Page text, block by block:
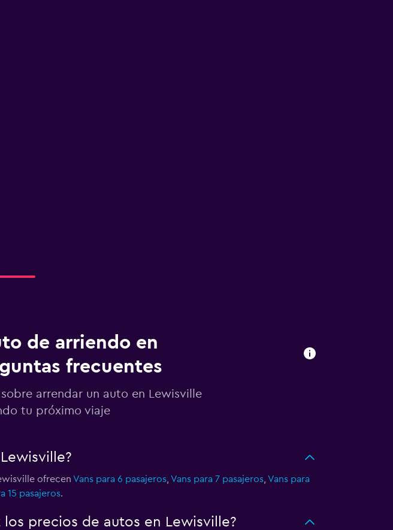
de arriendo en
frecuentes
arrendar un auto en Lewisville
tu próximo viaje
ofrecen Vans para 6 pasajeros, Vans para 7 pasajeros, Vans para
15 pasajeros.
precios de autos en Lewisville?